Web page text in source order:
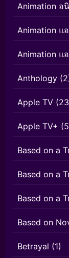
Animation อ
Animation แ
Animation แ
Anthology
Apple TV
Apple TV+
Based on a
Based on a
Based on a
Based on
Betrayal (1)